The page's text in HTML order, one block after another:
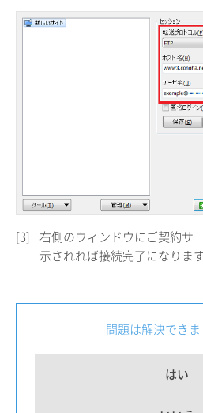
[3]
右側のウィンドウにご契約サ
示されれば接続完了になります
問題は解決できま
はい